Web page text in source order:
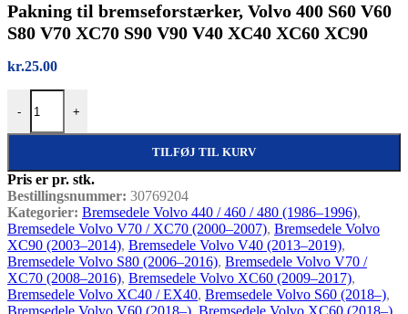
Pakning til bremseforstærker, Volvo 400 S60 V60
S80 V70 XC70 S90 V90 V40 XC40 XC60 XC90
kr.25.00
-
Pakning til bremseforstærker, Volvo 400 S60 V60 S80 V70 XC70
+
TILFØJ TIL KURV
Pris er pr. stk.
Bestillingsnummer: 30769204
Kategorier: Bremsedele Volvo 440 / 460 / 480 (1986–1996),
Bremsedele Volvo V70 / XC70 (2000–2007), Bremsedele Volvo
XC90 (2003–2014), Bremsedele Volvo V40 (2013–2019),
Bremsedele Volvo S80 (2006–2016), Bremsedele Volvo V70 /
XC70 (2008–2016), Bremsedele Volvo XC60 (2009–2017),
Bremsedele Volvo XC40 / EX40, Bremsedele Volvo S60 (2018–),